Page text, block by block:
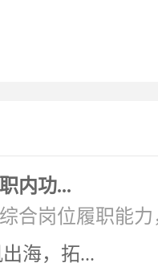
内功...
合岗位履职能力
出海，拓...